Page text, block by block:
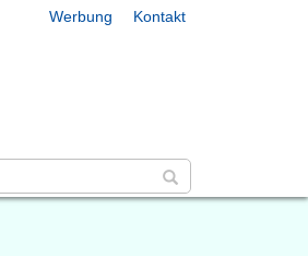
Werbung Kontakt